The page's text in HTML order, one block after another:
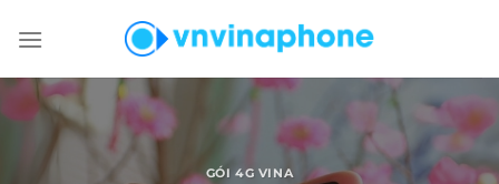
đến
dung
GÓI 4G VINA